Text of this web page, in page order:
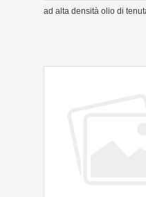
ad alta densità olio di